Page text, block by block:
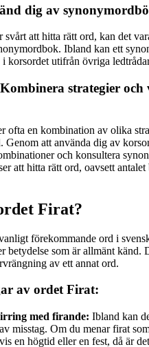
dig av
svårt att hitta rätt ord, kan det
Ibland kan ett
i korsordet utifrån övriga
strategier och
ofta en kombination av olika
Genom att använda dig av
och konsultera
att hitta rätt ord, oavsett antalet
Firat?
förekommande ord i
betydelse som är allmänt känd.
av ett annat ord.
av ordet Firat:
med firande: Ibland kan
misstag. Om du menar firat
en högtid eller en fest, då är